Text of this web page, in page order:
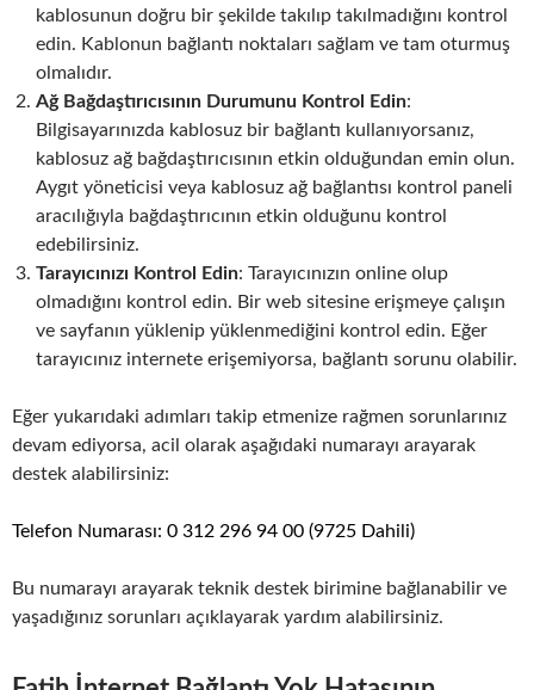
kablosunun doğru bir şekilde takılıp takılmadığını kontrol
edin. Kablonun bağlantı noktaları sağlam ve tam oturmuş
olmalıdır.
Ağ Bağdaştırıcısının Durumunu Kontrol Edin:
Bilgisayarınızda kablosuz bir bağlantı kullanıyorsanız,
kablosuz ağ bağdaştırıcısının etkin olduğundan emin olun.
Aygıt yöneticisi veya kablosuz ağ bağlantısı kontrol paneli
aracılığıyla bağdaştırıcının etkin olduğunu kontrol
edebilirsiniz.
Tarayıcınızı Kontrol Edin: Tarayıcınızın online olup
olmadığını kontrol edin. Bir web sitesine erişmeye çalışın
ve sayfanın yüklenip yüklenmediğini kontrol edin. Eğer
tarayıcınız internete erişemiyorsa, bağlantı sorunu olabilir.
Eğer yukarıdaki adımları takip etmenize rağmen sorunlarınız
devam ediyorsa, acil olarak aşağıdaki numarayı arayarak
destek alabilirsiniz:
Telefon Numarası: 0 312 296 94 00 (9725 Dahili)
Bu numarayı arayarak teknik destek birimine bağlanabilir ve
yaşadığınız sorunları açıklayarak yardım alabilirsiniz.